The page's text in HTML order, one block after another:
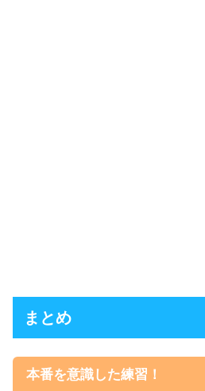
まとめ
本番を意識した練習！